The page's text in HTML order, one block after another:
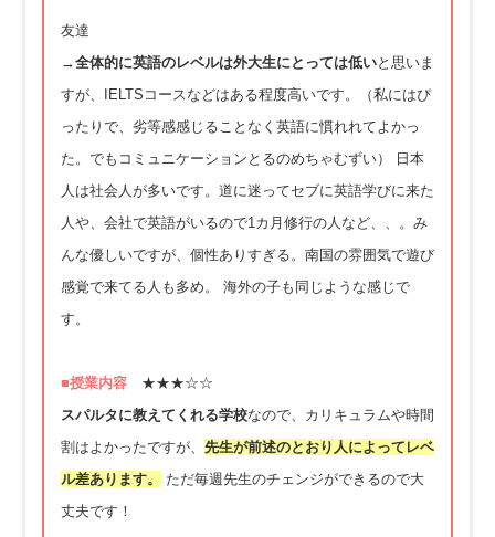
友達
→全体的に英語のレベルは外大生にとっては低いと思いま
すが、IELTSコースなどはある程度高いです。（私にはぴ
ったりで、劣等感感じることなく英語に慣れれてよかっ
た。でもコミュニケーションとるのめちゃむずい） 日本
人は社会人が多いです。道に迷ってセブに英語学びに来た
人や、会社で英語がいるので1カ月修行の人など、、。み
んな優しいですが、個性ありすぎる。南国の雰囲気で遊び
感覚で来てる人も多め。 海外の子も同じような感じで
す。
■授業内容 ★★★☆☆
スパルタに教えてくれる学校なので、カリキュラムや時間
割はよかったですが、 先生が前述のとおり人によってレベ
ル差あります。
ただ毎週先生のチェンジができるので大
丈夫です！